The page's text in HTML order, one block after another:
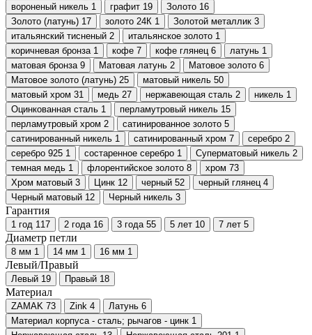
вороненый никель 1 графит 19 Золото 16
Золото (латунь) 17 золото 24К 1 Золотой металлик 3
итальянский тисненый 2 итальянское золото 1
коричневая бронза 1 кофе 7 кофе глянец 6 латунь 1
матовая бронза 9 Матовая латунь 2 Матовое золото 6
Матовое золото (латунь) 25 матовый никель 50
матовый хром 31 медь 27 нержавеющая сталь 2 никель 1
Оцинкованная сталь 1 перламутровый никель 15
перламутровый хром 2 сатинированное золото 5
сатинированный никель 1 сатинированный хром 7 серебро 2
серебро 925 1 состаренное серебро 1 Суперматовый никель 2
темная медь 1 флорентийское золото 8 хром 73
Хром матовый 3 Цинк 12 черный 52 черный глянец 4
Черный матовый 12 Черный никель 3
Гарантия
1 год 117 2 года 16 3 года 55 5 лет 10 7 лет 5
Диаметр петли
8 мм 1 14 мм 1 16 мм 1
Левый/Правый
Левый 19 Правый 18
Материал
ZAMAK 73 Zink 4 Латунь 6
Материал корпуса - сталь; рычагов - цинк 1